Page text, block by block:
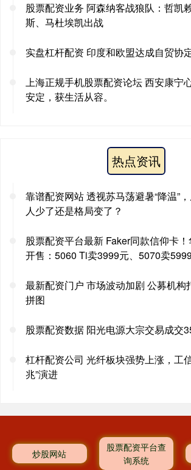
股票配资业务 阿森纳客战狼队：哲凯
斯、马杜埃凯出战
实盘杠杆配资 印度和欧盟达成自贸协
上海正规手机股票配资论坛 西安康宁
安定，获生活从容。
热点资讯
靠谱配资网站 透视苏马荡避暑“降温”
人少了还是格局变了？
股票配资平台最新 Faker同款信仰卡
开售：5060 Ti卖3999元、5070卖
最新配资门户 市场波动加剧 公募机构
拼图
股票配资数据 阳光电源大宗交易成交
杠杆配资公司 光纤板块强势上涨，工
兆”演进
炒股网站
股票配资平台查
询系统